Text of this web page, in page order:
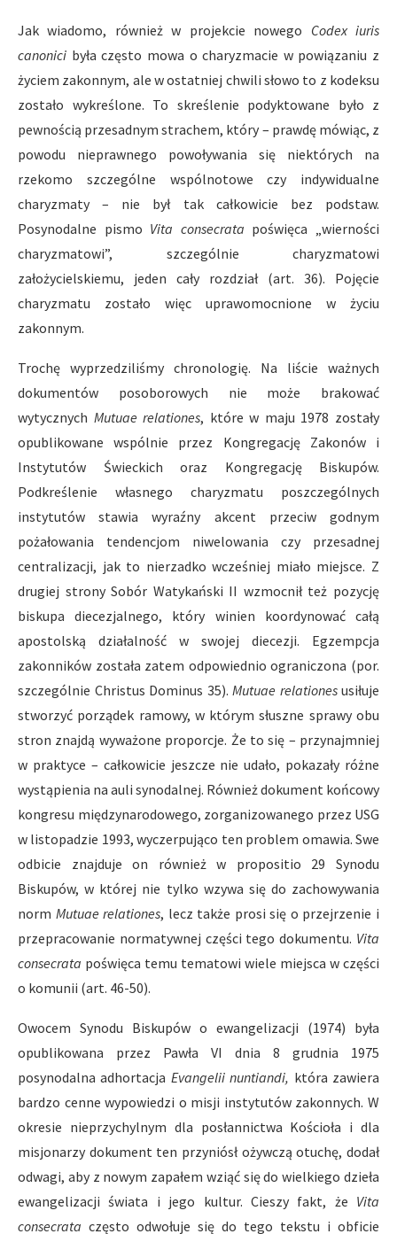
Jak wiadomo, również w projekcie nowego Codex iuris
canonici była często mowa o charyzmacie w powiązaniu z
życiem zakonnym, ale w ostatniej chwili słowo to z kodeksu
zostało wykreślone. To skreślenie podyktowane było z
pewnością przesadnym strachem, który – prawdę mówiąc, z
powodu nieprawnego powoływania się niektórych na
rzekomo szczególne wspólnotowe czy indywidualne
charyzmaty – nie był tak całkowicie bez podstaw.
Posynodalne pismo Vita consecrata poświęca „wierności
charyzmatowi”, szczególnie charyzmatowi
założycielskiemu, jeden cały rozdział (art. 36). Pojęcie
charyzmatu zostało więc uprawomocnione w życiu
zakonnym.
Trochę wyprzedziliśmy chronologię. Na liście ważnych
dokumentów posoborowych nie może brakować
wytycznych Mutuae relationes, które w maju 1978 zostały
opublikowane wspólnie przez Kongregację Zakonów i
Instytutów Świeckich oraz Kongregację Biskupów.
Podkreślenie własnego charyzmatu poszczególnych
instytutów stawia wyraźny akcent przeciw godnym
pożałowania tendencjom niwelowania czy przesadnej
centralizacji, jak to nierzadko wcześniej miało miejsce. Z
drugiej strony Sobór Watykański II wzmocnił też pozycję
biskupa diecezjalnego, który winien koordynować całą
apostolską działalność w swojej diecezji. Egzempcja
zakonników została zatem odpowiednio ograniczona (por.
szczególnie Christus Dominus 35). Mutuae relationesusiłuje
stworzyć porządek ramowy, w którym słuszne sprawy obu
stron znajdą wyważone proporcje. Że to się – przynajmniej
w praktyce – całkowicie jeszcze nie udało, pokazały różne
wystąpienia na auli synodalnej. Również dokument końcowy
kongresu międzynarodowego, zorganizowanego przez USG
w listopadzie 1993, wyczerpująco ten problem omawia. Swe
odbicie znajduje on również w propositio 29 Synodu
Biskupów, w której nie tylko wzywa się do zachowywania
norm Mutuae relationes, lecz także prosi się o przejrzenie i
przepracowanie normatywnej części tego dokumentu. Vita
consecrata poświęca temu tematowi wiele miejsca w części
o komunii (art. 46-50).
Owocem Synodu Biskupów o ewangelizacji (1974) była
opublikowana przez Pawła VI dnia 8 grudnia 1975
posynodalna adhortacja Evangelii nuntiandi, która zawiera
bardzo cenne wypowiedzi o misji instytutów zakonnych. W
okresie nieprzychylnym dla posłannictwa Kościoła i dla
misjonarzy dokument ten przyniósł ożywczą otuchę, dodał
odwagi, aby z nowym zapałem wziąć się do wielkiego dzieła
ewangelizacji świata i jego kultur. Cieszy fakt, że Vita
consecrata często odwołuje się do tego tekstu i obficie